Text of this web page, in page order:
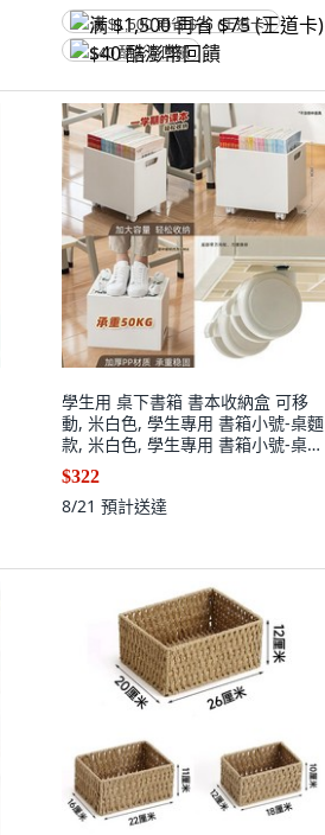
满 $1,500 再省 $75 (王道卡)
$40 酷澎幣回饋
學生用 桌下書箱 書本收納盒 可移
動, 米白色, 學生專用 書箱小號-桌麵
款, 米白色, 學生專用 書箱小號-桌麵
款, N/A
$322
8/21 預計送達